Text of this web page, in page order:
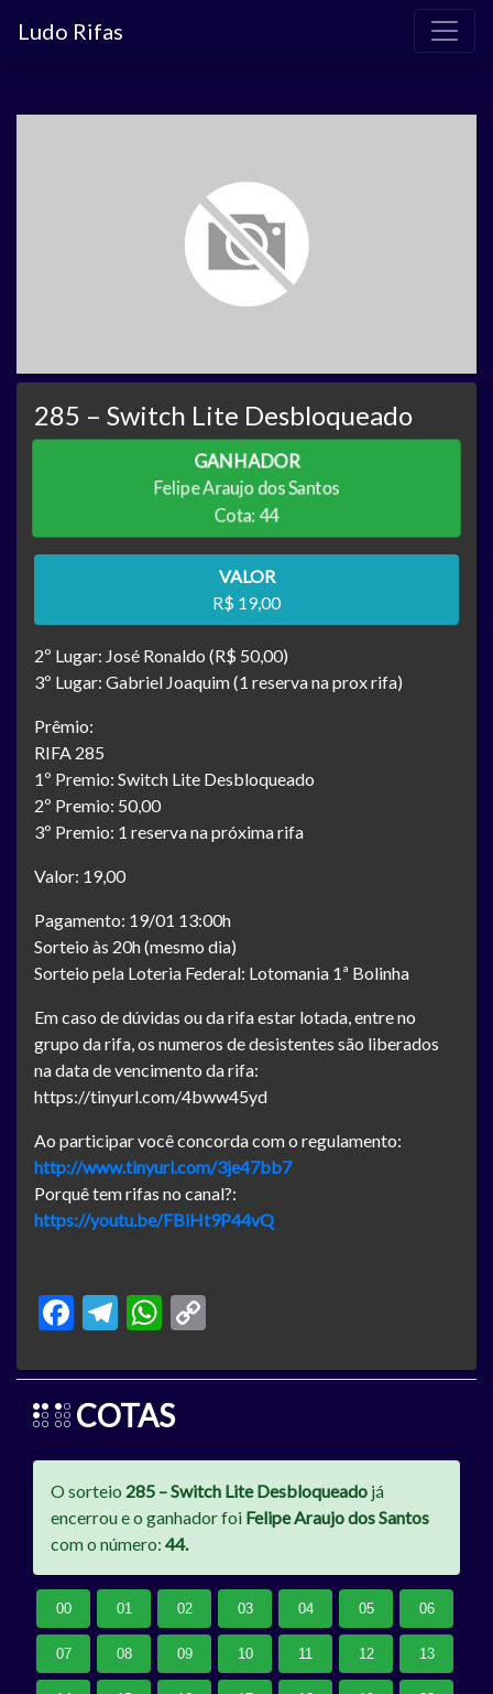
Ludo Rifas
285 – Switch Lite Desbloqueado
GANHADOR
Felipe Araujo dos Santos
Cota: 44
VALOR
R$ 19,00
2º Lugar: José Ronaldo (R$ 50,00)
3º Lugar: Gabriel Joaquim (1 reserva na prox rifa)
Prêmio:
RIFA 285
1º Premio: Switch Lite Desbloqueado
2º Premio: 50,00
3º Premio: 1 reserva na próxima rifa
Valor: 19,00
Pagamento: 19/01 13:00h
Sorteio às 20h (mesmo dia)
Sorteio pela Loteria Federal: Lotomania 1ª Bolinha
Em caso de dúvidas ou da rifa estar lotada, entre no
grupo da rifa, os numeros de desistentes são liberados
na data de vencimento da rifa:
https://tinyurl.com/4bww45yd
Ao participar você concorda com o regulamento:
http://www.tinyurl.com/3je47bb7
Porquê tem rifas no canal?:
https://youtu.be/FBiHt9P44vQ
Facebook
Telegram
WhatsApp
COTAS
O sorteio 285 – Switch Lite Desbloqueado já
encerrou e o ganhador foi Felipe Araujo dos Santos
com o número: 44.
00 01 02 03 04 05 06
07 08 09 10 11 12 13